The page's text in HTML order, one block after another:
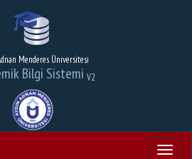
Menderes Üniversitesi
Bilgi Sistemi V2
Menu